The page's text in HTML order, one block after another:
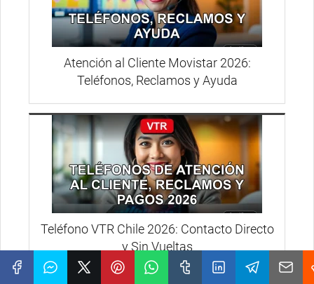
Atención al Cliente Movistar 2026:
Teléfonos, Reclamos y Ayuda
Teléfono VTR Chile 2026: Contacto Directo
y Sin Vueltas